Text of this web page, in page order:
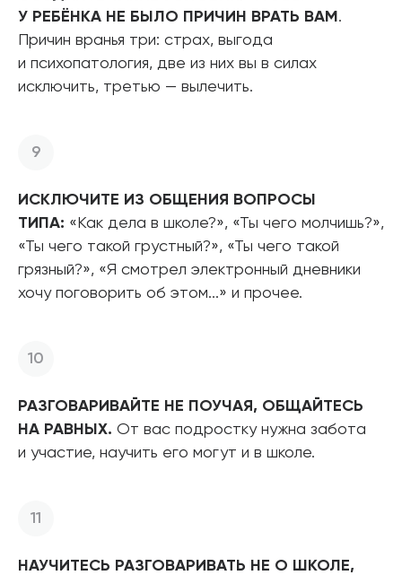
У РЕБЁНКА НЕ БЫЛО ПРИЧИН ВРАТЬ ВАМ .
Причин вранья три: страх, выгода
и психопатология, две из них вы в силах
исключить, третью — вылечить.
ИСКЛЮЧИТЕ ИЗ ОБЩЕНИЯ ВОПРОСЫ
ТИПА: «Как дела в школе?», «Ты чего молчишь?»,
«Ты чего такой грустный?», «Ты чего такой
грязный?», «Я смотрел электронный дневники
хочу поговорить об этом...» и прочее.
РАЗГОВАРИВАЙТЕ НЕ ПОУЧАЯ, ОБЩАЙТЕСЬ
НА РАВНЫХ. От вас подростку нужна забота
и участие, научить его могут и в школе.
НАУЧИТЕСЬ РАЗГОВАРИВАТЬ НЕ О ШКОЛЕ,